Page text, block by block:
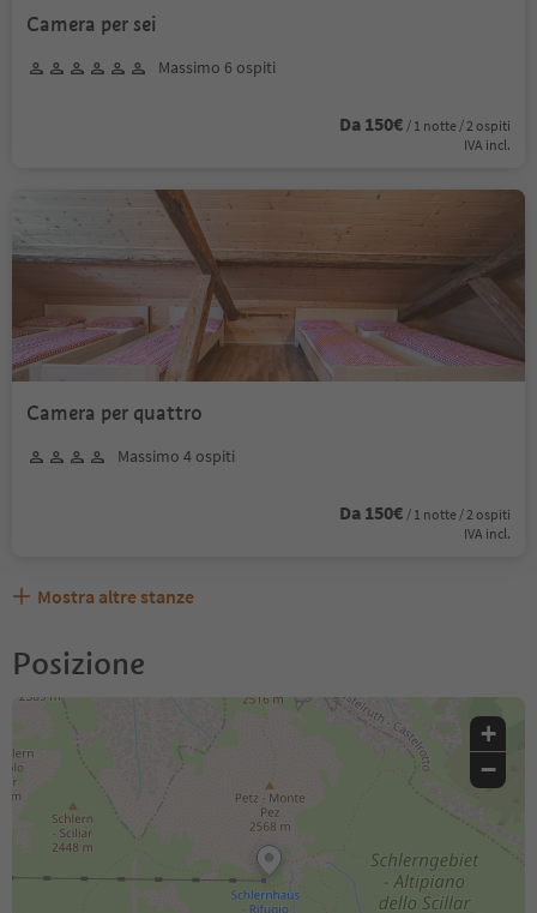
Camera per sei
Massimo 6 ospiti
Da 150€ / 1 notte / 2 ospiti
IVA incl.
Camera per quattro
Massimo 4 ospiti
Da 150€ / 1 notte / 2 ospiti
IVA incl.
Mostra altre stanze
Posizione
+
−